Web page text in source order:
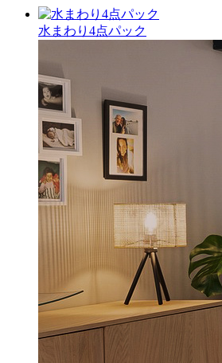
水まわり4点パック